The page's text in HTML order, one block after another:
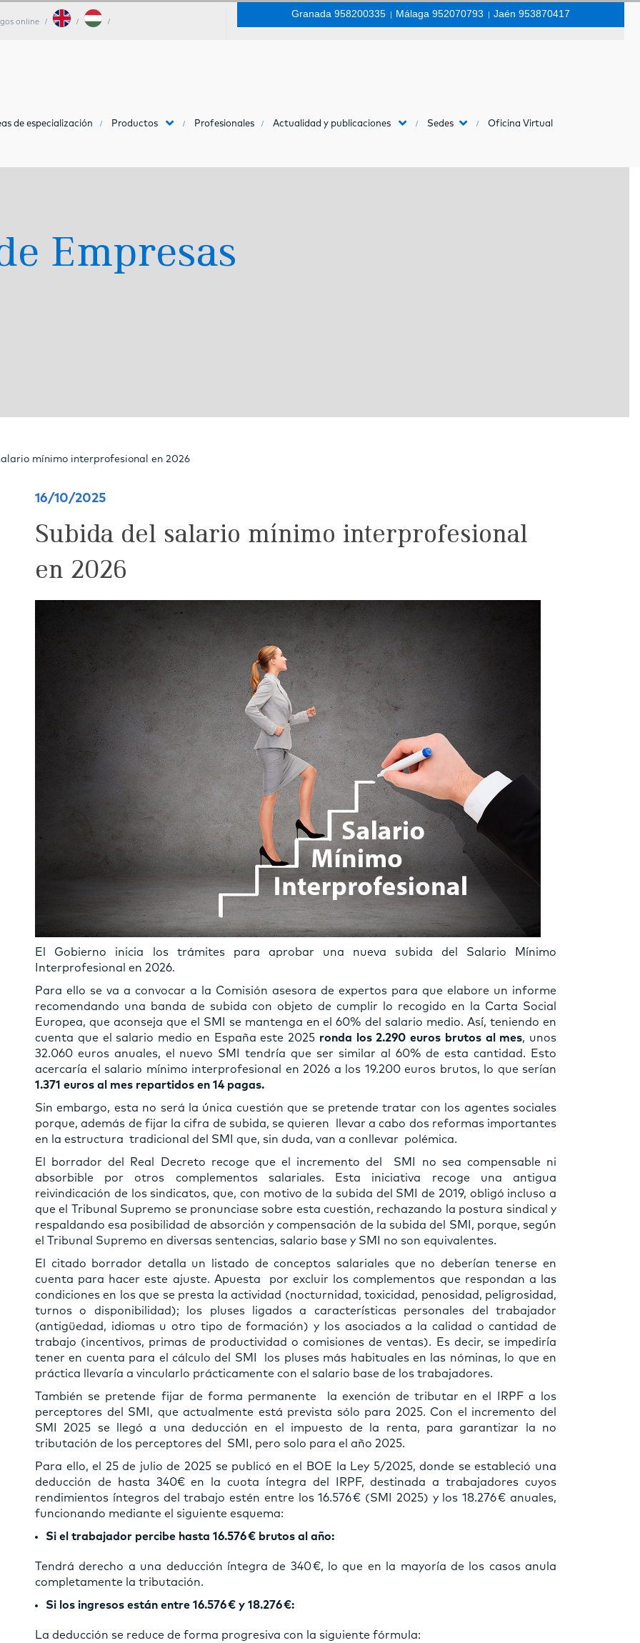
online
Granada 958200335 | Málaga 952070793 | Jaén 953870417
de especialización Productos Profesionales Actualidad y publicaciones Sedes Oficina Virtual
Empresas
mínimo interprofesional en 2026
16/10/2025
Subida del salario mínimo interprofesional
en 2026
El Gobierno inicia los trámites para aprobar una nueva subida del Salario Mínimo
Interprofesional en 2026.
Para ello se va a convocar a la Comisión asesora de expertos para que elabore un informe
recomendando una banda de subida con objeto de cumplir lo recogido en la Carta Social
Europea, que aconseja que el SMI se mantenga en el 60% del salario medio. Así, teniendo en
cuenta que el salario medio en España este 2025 ronda los 2.290 euros brutos al mes, unos
32.060 euros anuales, el nuevo SMI tendría que ser similar al 60% de esta cantidad. Esto
acercaría el salario mínimo interprofesional en 2026 a los 19.200 euros brutos, lo que serían
1.371 euros al mes repartidos en 14 pagas.
Sin embargo, esta no será la única cuestión que se pretende tratar con los agentes sociales
porque, además de fijar la cifra de subida, se quieren llevar a cabo dos reformas importantes
en la estructura tradicional del SMI que, sin duda, van a conllevar polémica.
El borrador del Real Decreto recoge que el incremento del SMI no sea compensable ni
absorbible por otros complementos salariales. Esta iniciativa recoge una antigua
reivindicación de los sindicatos, que, con motivo de la subida del SMI de 2019, obligó incluso a
que el Tribunal Supremo se pronunciase sobre esta cuestión, rechazando la postura sindical y
respaldando esa posibilidad de absorción y compensación de la subida del SMI, porque, según
el Tribunal Supremo en diversas sentencias, salario base y SMI no son equivalentes.
El citado borrador detalla un listado de conceptos salariales que no deberían tenerse en
cuenta para hacer este ajuste. Apuesta por excluir los complementos que respondan a las
condiciones en los que se presta la actividad (nocturnidad, toxicidad, penosidad, peligrosidad,
turnos o disponibilidad); los pluses ligados a características personales del trabajador
(antigüedad, idiomas u otro tipo de formación) y los asociados a la calidad o cantidad de
trabajo (incentivos, primas de productividad o comisiones de ventas). Es decir, se impediría
tener en cuenta para el cálculo del SMI los pluses más habituales en las nóminas, lo que en
práctica llevaría a vincularlo prácticamente con el salario base de los trabajadores.
También se pretende fijar de forma permanente la exención de tributar en el IRPF a los
perceptores del SMI, que actualmente está prevista sólo para 2025. Con el incremento del
SMI 2025 se llegó a una deducción en el impuesto de la renta, para garantizar la no
tributación de los perceptores del SMI, pero solo para el año 2025.
Para ello, el 25 de julio de 2025 se publicó en el BOE la Ley 5/2025, donde se estableció una
deducción de hasta 340€ en la cuota íntegra del IRPF, destinada a trabajadores cuyos
rendimientos íntegros del trabajo estén entre los 16.576 € (SMI 2025) y los 18.276 € anuales,
funcionando mediante el siguiente esquema:
Si el trabajador percibe hasta 16.576 € brutos al año:
Tendrá derecho a una deducción íntegra de 340 €, lo que en la mayoría de los casos anula
completamente la tributación.
Si los ingresos están entre 16.576 € y 18.276 €:
La deducción se reduce de forma progresiva con la siguiente fórmula: